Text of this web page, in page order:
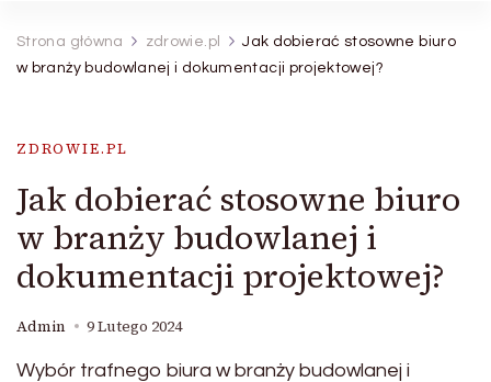
Strona główna zdrowie.pl
Jak dobierać stosowne biuro
w branży budowlanej i dokumentacji projektowej?
ZDROWIE.PL
Jak dobierać stosowne biuro
w branży budowlanej i
dokumentacji projektowej?
Admin 9 Lutego 2024
Wybór trafnego biura w branży budowlanej i